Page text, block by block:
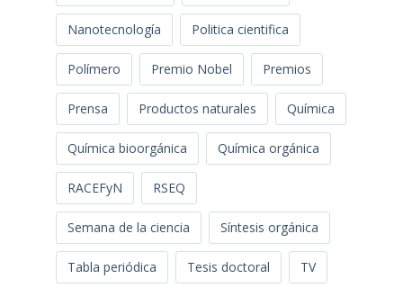
Nanotecnología Politica cientifica
Polímero Premio Nobel Premios
Prensa Productos naturales Química
Química bioorgánica Química orgánica
RACEFyN RSEQ
Semana de la ciencia Síntesis orgánica
Tabla periódica Tesis doctoral TV